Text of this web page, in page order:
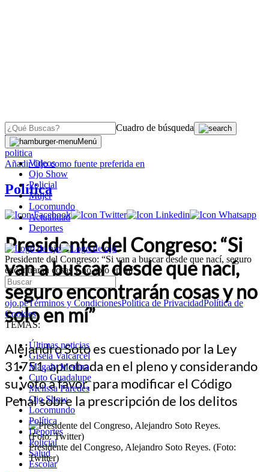
Cuadro de búsqueda
Menú
Videos
Ojo Show
Policial
Mujer
Locomundo
Actualidad
Deportes
Presidente del Congreso: “Si van a buscar desde que nací, seguro
encontrarán cosas y no solo en mí”
ojo.peTérminos y CondicionesPolítica de PrivacidadPolítica de
Cookies
TEMAS:
Últimas noticias
Gisela Valcarcel
Magaly Medina
Cuto Guadalupe
Melissa Paredes
Ojo Show
Locomundo
Política
Deportes
Policial
Salud
Escolar
OJO
politica
AñadirOjocomo fuente preferida en
Política
Presidente del Congreso: “Si
van a buscar desde que nací,
seguro encontrarán cosas y no
solo en mí”
Alejandro Soto es cuestionado por la Ley
31751, aprobada en el pleno y considerando
su voto a favor, para modificar el Código
Penal sobre la prescripción de los delitos
Presidente del Congreso, Alejandro Soto Reyes. (Foto:
Twitter)